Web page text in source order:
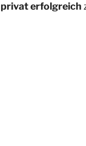
privat erfolgreich